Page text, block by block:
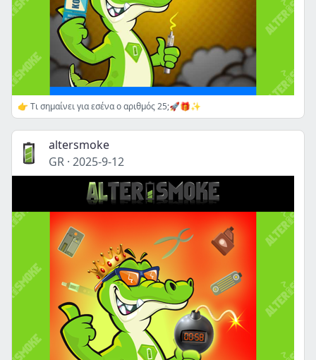
👉 Τι σημαίνει για εσένα ο αριθμός 25;🚀🎁✨
altersmoke
GR · 2025-9-12